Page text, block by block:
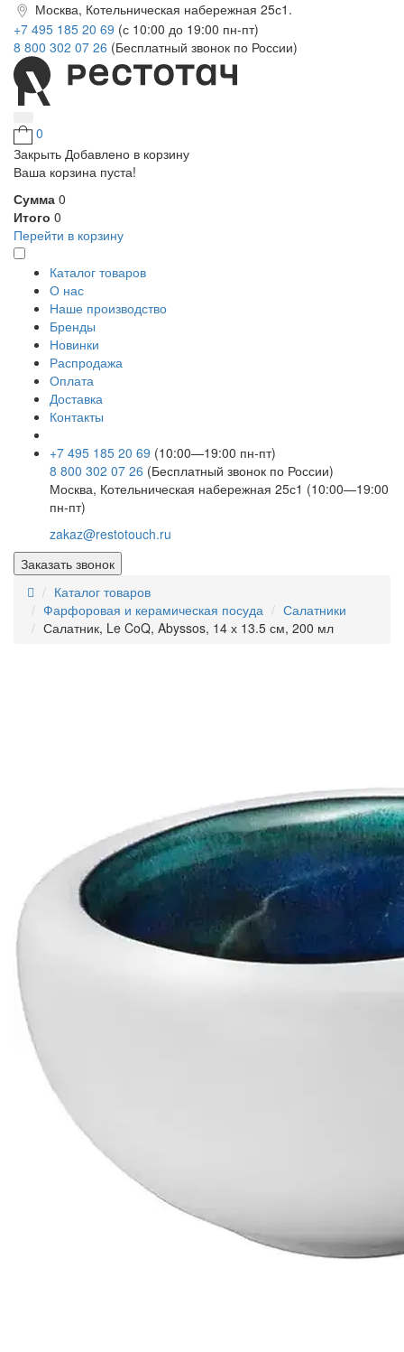
Москва, Котельническая набережная 25с1.
+7 495 185 20 69 (с 10:00 до 19:00 пн-пт)
8 800 302 07 26 (Бесплатный звонок по России)
0
Закрыть Добавлено в корзину
Ваша корзина пуста!
Сумма 0
Итого 0
Перейти в корзину
Каталог товаров
О нас
Наше производство
Бренды
Новинки
Распродажа
Оплата
Доставка
Контакты
+7 495 185 20 69 (10:00—19:00 пн-пт)
8 800 302 07 26 (Бесплатный звонок по России)
Москва, Котельническая набережная 25с1 (10:00—19:00
пн-пт)
zakaz@restotouch.ru
Заказать звонок
Каталог товаров
Фарфоровая и керамическая посуда
Салатники
Салатник, Le CoQ, Abyssos, 14 х 13.5 см, 200 мл